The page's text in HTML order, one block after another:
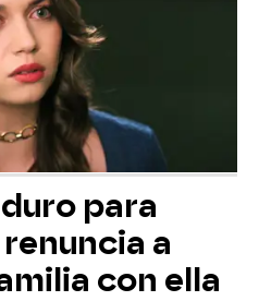
para
a
con ella